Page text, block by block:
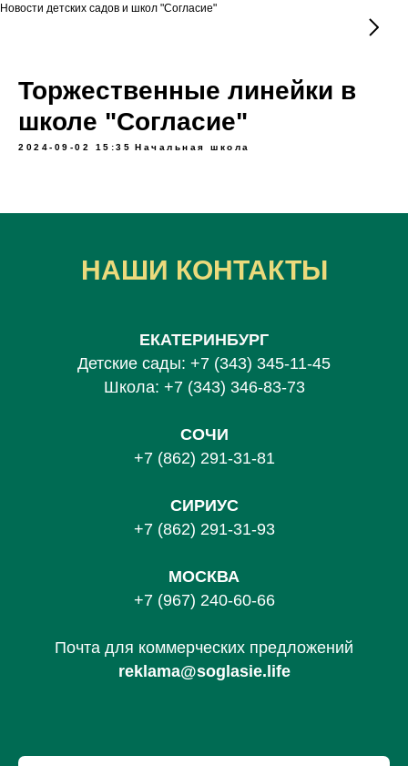
Новости детских садов и школ "Согласие"
Торжественные линейки в
школе "Согласие"
2024-09-02 15:35 Начальная школа
НАШИ КОНТАКТЫ
ЕКАТЕРИНБУРГ
Детские сады: +7 (343) 345-11-45
Школа: +7 (343) 346-83-73
СОЧИ
+7 (862) 291-31-81
СИРИУС
+7 (862) 291-31-93
МОСКВА
+7 (967) 240-60-66
Почта для коммерческих предложений
reklama@soglasie.life